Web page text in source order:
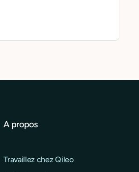
A propos
Travaillez chez Qileo